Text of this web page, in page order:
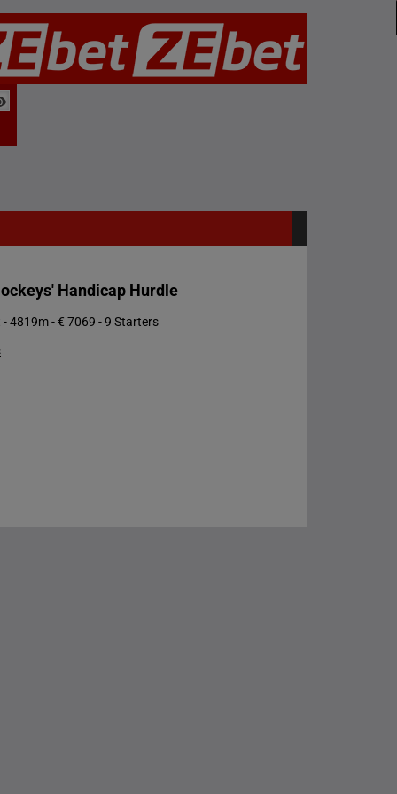
Handicap Hurdle
4819m - € 7069 - 9 Starters